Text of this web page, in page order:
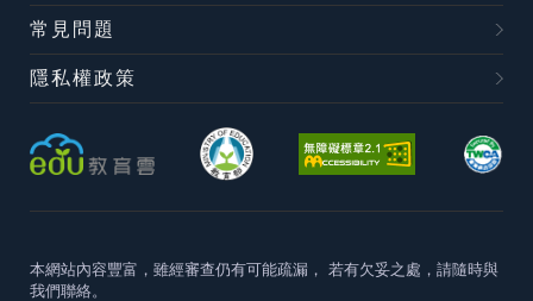
常見問題
隱私權政策
本網站內容豐富，雖經審查仍有可能疏漏， 若有欠妥之處，請隨時與
我們聯絡。